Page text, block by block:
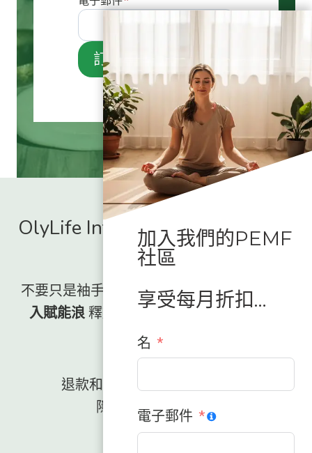
訂閱
OlyLife International - 授權全球
經銷商
不要只是袖手旁觀，看著這場運動興起。,
入賦能浪釋放你身體一直以來所缺少的能
量。.
退款和退貨政策
隱私權政策
接觸
加入我們的PEMF
社區
享受每月折扣…
名
電子郵件